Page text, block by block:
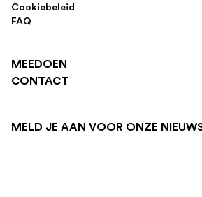
Cookiebeleid
FAQ
MEEDOEN
CONTACT
MELD JE AAN VOOR ONZE